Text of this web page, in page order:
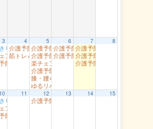
3
り体操 湖南10:00 AM
ア体操 丸由10:00 AM
防智頭 総合センター月曜2:00 PM
4
介護予防岩美（すこやかセンター）
筋トレ＆ストレッチ 富桑10:00 AM
5
介護予防岩美 浦富10:00 AM
介護予防智頭 総合センター（水）
楽チェア体操 吉岡10:00 AM
介護予防岩美 文化センター
膝・腰らくらく教室 醇風
ゆるリハ体操 幸町
6
介護予防智頭 土師
介護予防智頭 山郷
7
介護予防岩美 岩井
介護予防岩美（大岩）
介護予防智頭 那岐
8
10
り体操 湖南10:00 AM
ア体操 丸由
防智頭 総合センター月曜
11 12
介護予防智頭 総合センター（水）
13 14 15